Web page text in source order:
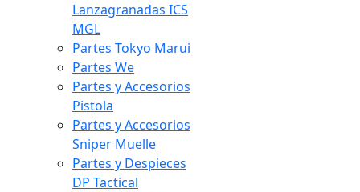
Lanzagranadas ICS
MGL
Partes Tokyo Marui
Partes We
Partes y Accesorios
Pistola
Partes y Accesorios
Sniper Muelle
Partes y Despieces
DP Tactical